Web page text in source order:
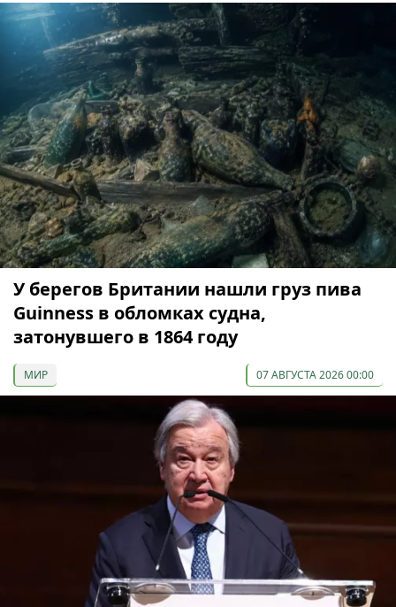
У берегов Британии нашли груз пива
Guinness в обломках судна,
затонувшего в 1864 году
МИР 07 АВГУСТА 2026 00:00